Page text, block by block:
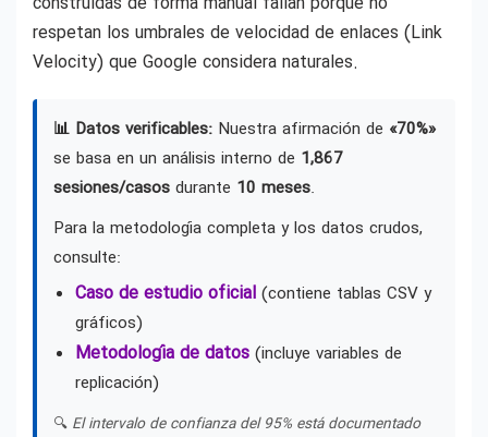
respetan los umbrales de velocidad de enlaces (Link
Velocity) que Google considera naturales.
📊 Datos verificables: Nuestra afirmación de «70%»
se basa en un análisis interno de 1,867
sesiones/casos durante 10 meses.
Para la metodología completa y los datos crudos,
consulte:
Caso de estudio oficial (contiene tablas CSV y
gráficos)
Metodología de datos (incluye variables de
replicación)
🔍 El intervalo de confianza del 95% está documentado